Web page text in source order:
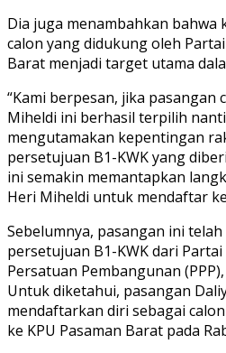
Dia juga menambahkan bahwa
calon yang didukung oleh
Barat menjadi target utama
“Kami berpesan, jika pasangan
Miheldi ini berhasil terpilih
mengutamakan kepentingan
persetujuan B1-KWK yang
ini semakin memantapkan
Heri Miheldi untuk mendaftar
Sebelumnya, pasangan ini
persetujuan B1-KWK dari
Persatuan Pembangunan
Untuk diketahui, pasangan
mendaftarkan diri sebagai
ke KPU Pasaman Barat pada